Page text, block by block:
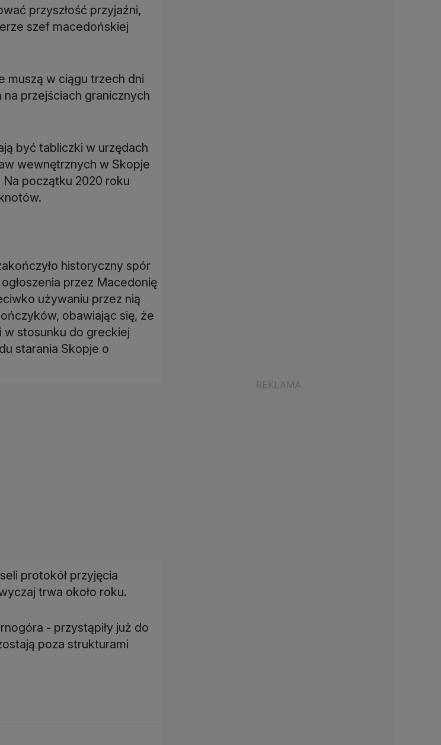
przyszłość przyjaźni,
szef macedońskiej
muszą w ciągu trzech dni
przejściach granicznych
być tabliczki w urzędach
wewnętrznych w Skopje
początku 2020 roku
historyczny spór
przez Macedonię
używaniu przez nią
obawiając się, że
w stosunku do greckiej
starania Skopje o
protokół przyjęcia
trwa około roku.
- przystąpiły już do
poza strukturami